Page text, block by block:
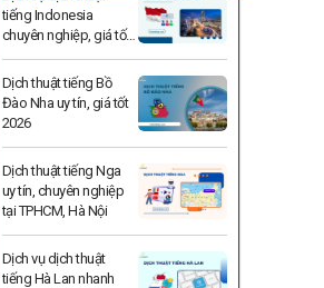
tiếng Indonesia
chuyên nghiệp, giá tốt
Dịch thuật tiếng Bồ
Đào Nha uy tín, giá tốt
2026
Dịch thuật tiếng Nga
uy tín, chuyên nghiệp
tại TPHCM, Hà Nội
Dịch vụ dịch thuật
tiếng Hà Lan nhanh